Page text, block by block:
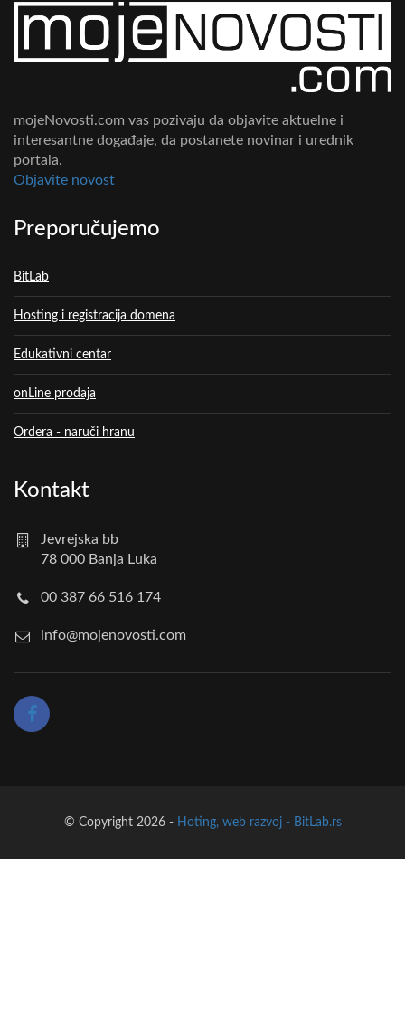
mojeNovosti.com vas pozivaju da objavite aktuelne i
interesantne događaje, da postanete novinar i urednik
portala.
Objavite novost
Preporučujemo
BitLab
Hosting i registracija domena
Edukativni centar
onLine prodaja
Ordera - naruči hranu
Kontakt
Jevrejska bb
78 000 Banja Luka
00 387 66 516 174
info@mojenovosti.com
© Copyright 2026 - Hoting, web razvoj - BitLab.rs